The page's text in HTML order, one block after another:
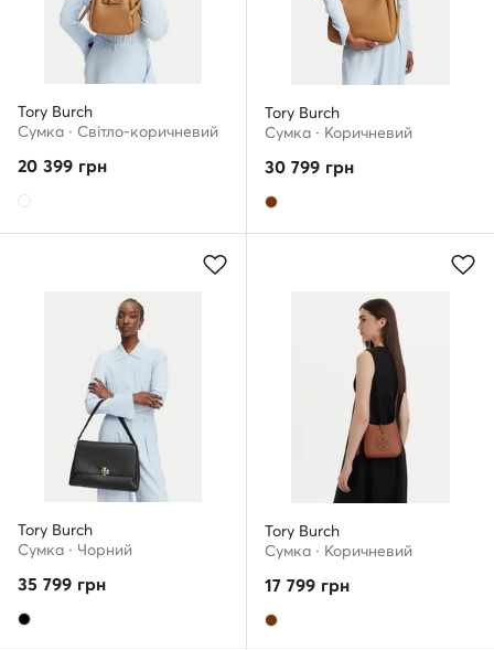
Tory Burch
Сумка · Світло-коричневий
20 399 грн
Tory Burch
Сумка · Коричневий
30 799 грн
Tory Burch
Сумка · Чорний
35 799 грн
Tory Burch
Сумка · Коричневий
17 799 грн